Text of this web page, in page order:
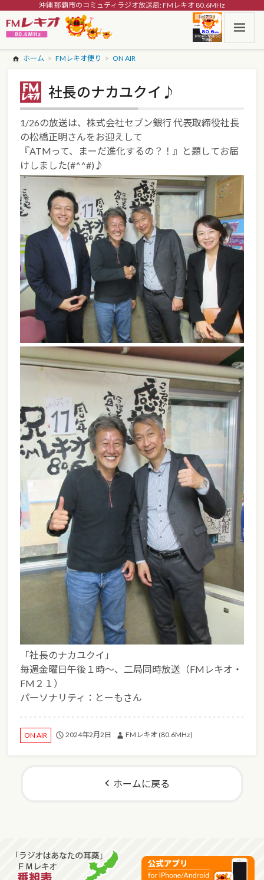
沖縄 那覇市のコミュティラジオ放送局: FMレキオ 80.6MHz
ホーム FMレキオ便り ON AIR
社長のナカユクイ♪
1/26の放送は、株式会社セブン銀行 代表取締役社長
の松橋正明さんをお迎えして
『ATMって、まーだ進化するの？！』と題してお届
けしました(#^^#)♪
「社長のナカユクイ」
毎週金曜日午後１時～、二局同時放送（FMレキオ・
FM２１）
パーソナリティ：とーもさん
ON AIR 2024年2月2日 FMレキオ (80.6MHz)
ホームに戻る